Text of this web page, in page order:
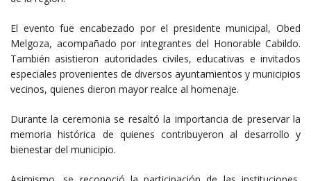
El evento fue encabezado por el presidente municipal, Obed
Melgoza, acompañado por integrantes del Honorable Cabildo.
También asistieron autoridades civiles, educativas e invitados
especiales provenientes de diversos ayuntamientos y municipios
vecinos, quienes dieron mayor realce al homenaje.
Durante la ceremonia se resaltó la importancia de preservar la
memoria histórica de quienes contribuyeron al desarrollo y
bienestar del municipio.
Asimismo, se reconoció la participación de las instituciones,